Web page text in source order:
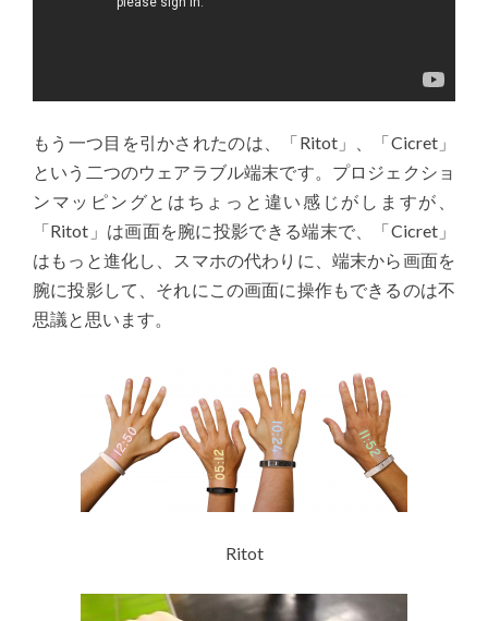
もう一つ目を引かされたのは、「Ritot」、「Cicret」
という二つのウェアラブル端末です。プロジェクショ
ンマッピングとはちょっと違い感じがしますが、
「Ritot」は画面を腕に投影できる端末で、「Cicret」
はもっと進化し、スマホの代わりに、端末から画面を
腕に投影して、それにこの画面に操作もできるのは不
思議と思います。
Ritot